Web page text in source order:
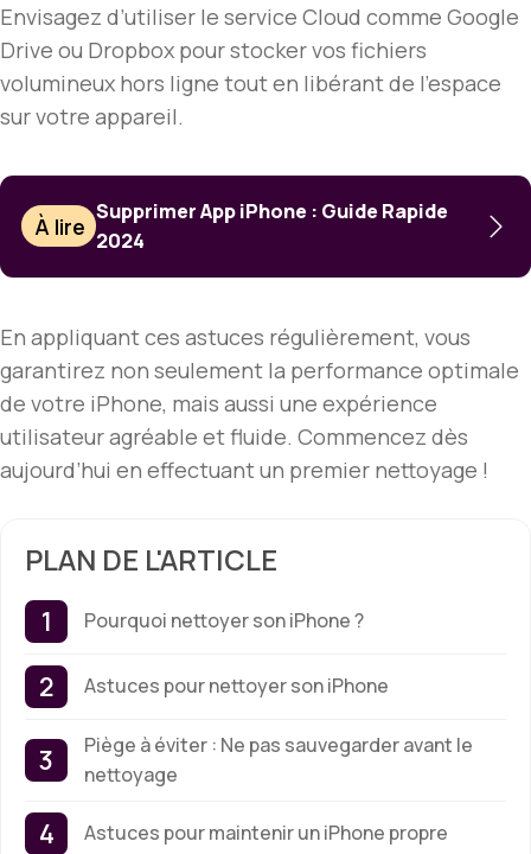
Envisagez d’utiliser le service Cloud comme Google
Drive ou Dropbox pour stocker vos fichiers
volumineux hors ligne tout en libérant de l’espace
sur votre appareil.
À lire
Supprimer App iPhone : Guide Rapide
2024
En appliquant ces astuces régulièrement, vous
garantirez non seulement la performance optimale
de votre iPhone, mais aussi une expérience
utilisateur agréable et fluide. Commencez dès
aujourd’hui en effectuant un premier nettoyage !
PLAN DE L'ARTICLE
Pourquoi nettoyer son iPhone ?
Astuces pour nettoyer son iPhone
Piège à éviter : Ne pas sauvegarder avant le
nettoyage
Astuces pour maintenir un iPhone propre